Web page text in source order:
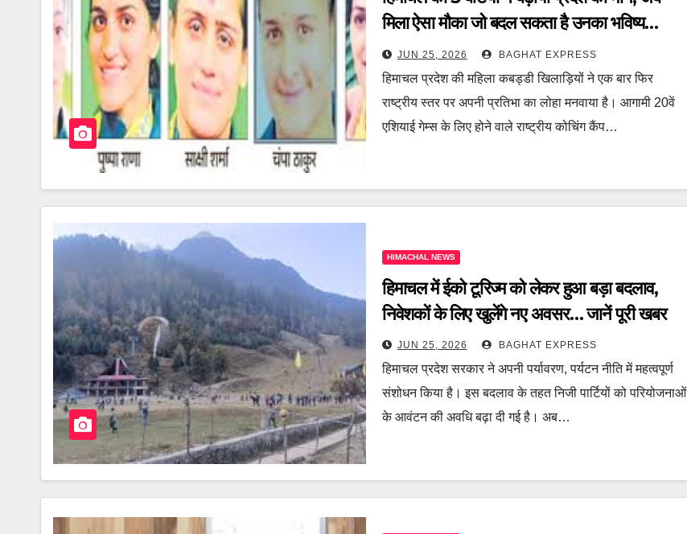
मिला ऐसा मौका जो बदल सकता है उनका भविष्य…
जानें पूरी खबर
JUN 25, 2026 BAGHAT EXPRESS
हिमाचल प्रदेश की महिला कबड्डी खिलाड़ियों ने एक बार फिर
राष्ट्रीय स्तर पर अपनी प्रतिभा का लोहा मनवाया है। आगामी 20वें
एशियाई गेम्स के लिए होने वाले राष्ट्रीय कोचिंग कैंप…
HIMACHAL NEWS
हिमाचल में ईको टूरिज्म को लेकर हुआ बड़ा बदलाव,
निवेशकों के लिए खुलेंगे नए अवसर… जानें पूरी खबर
JUN 25, 2026 BAGHAT EXPRESS
हिमाचल प्रदेश सरकार ने अपनी पर्यावरण, पर्यटन नीति में महत्वपूर्ण
संशोधन किया है। इस बदलाव के तहत निजी पार्टियों को परियोजनाओं
के आवंटन की अवधि बढ़ा दी गई है। अब…